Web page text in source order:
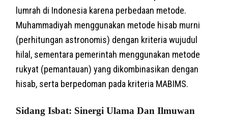
lumrah di Indonesia karena perbedaan metode.
Muhammadiyah menggunakan metode hisab murni
(perhitungan astronomis) dengan kriteria wujudul
hilal, sementara pemerintah menggunakan metode
rukyat (pemantauan) yang dikombinasikan dengan
hisab, serta berpedoman pada kriteria MABIMS.
Sidang Isbat: Sinergi Ulama Dan Ilmuwan